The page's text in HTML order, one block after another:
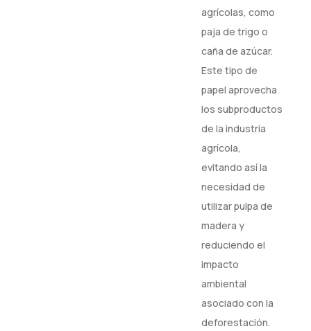
agrícolas, como
paja de trigo o
caña de azúcar.
Este tipo de
papel aprovecha
los subproductos
de la industria
agrícola,
evitando así la
necesidad de
utilizar pulpa de
madera y
reduciendo el
impacto
ambiental
asociado con la
deforestación.